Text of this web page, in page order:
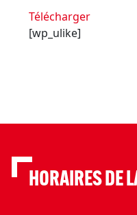
Télécharger
[wp_ulike]
HORAIRES DE